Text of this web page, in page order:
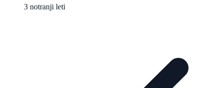
3 notranji leti